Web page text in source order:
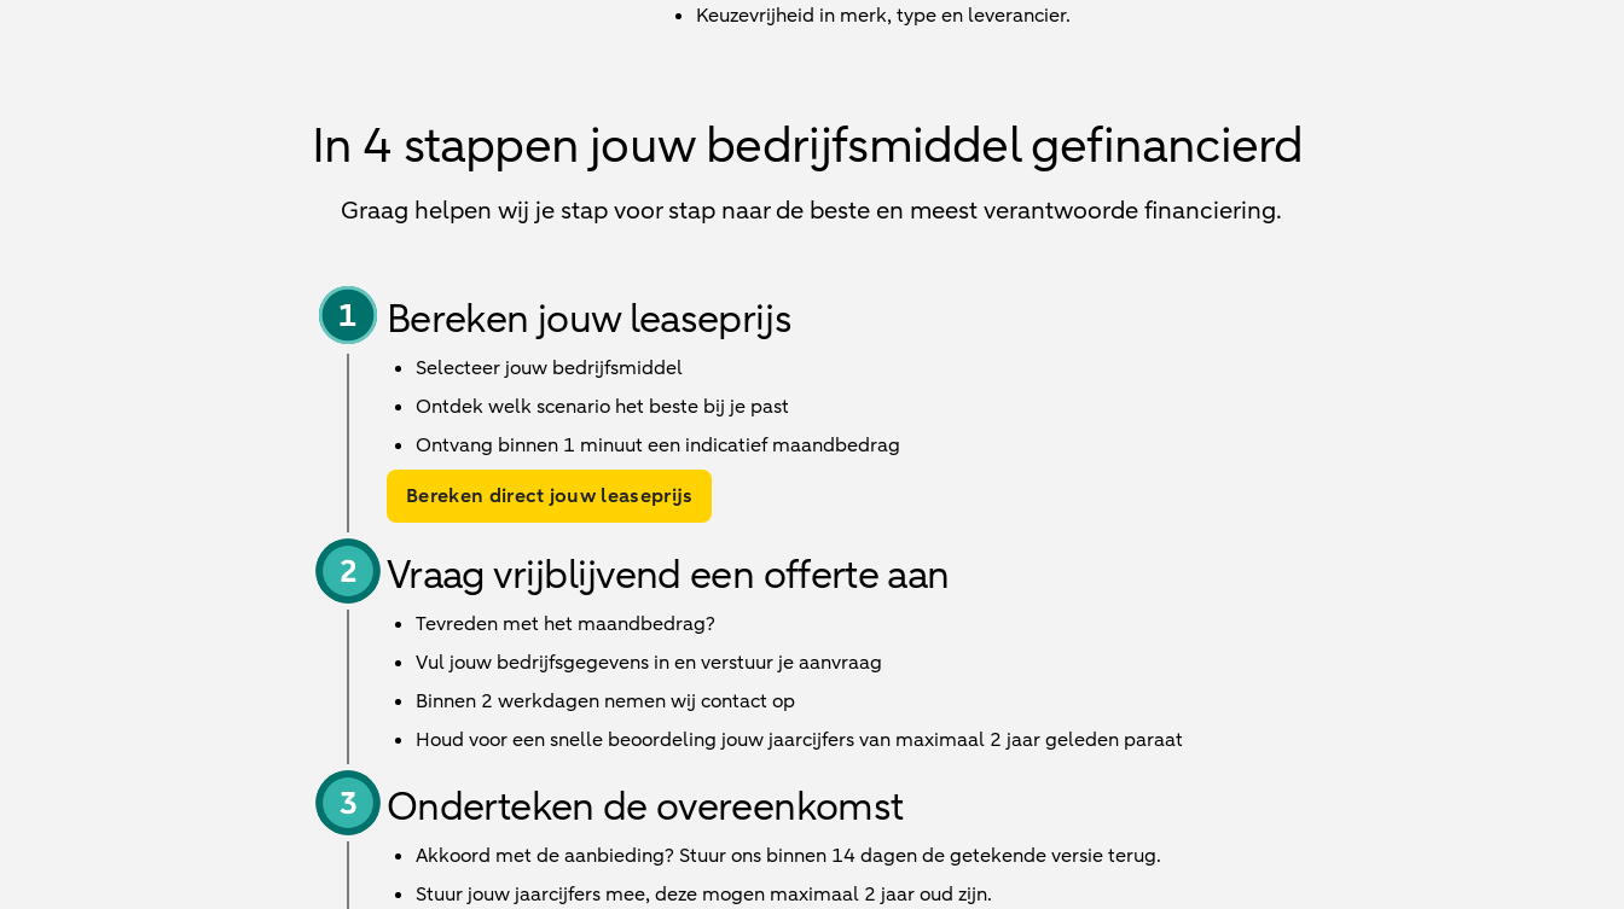
Keuzevrijheid in merk, type en leverancier.
In 4 stappen jouw bedrijfsmiddel gefinancierd
Graag helpen wij je stap voor stap naar de beste en meest verantwoorde financiering.
Bereken jouw leaseprijs
Selecteer jouw bedrijfsmiddel
Ontdek welk scenario het beste bij je past
Ontvang binnen 1 minuut een indicatief maandbedrag
Bereken direct jouw leaseprijs
Vraag vrijblijvend een offerte aan
Tevreden met het maandbedrag?
Vul jouw bedrijfsgegevens in en verstuur je aanvraag
Binnen 2 werkdagen nemen wij contact op
Houd voor een snelle beoordeling jouw jaarcijfers van maximaal 2 jaar geleden paraat
Onderteken de overeenkomst
Akkoord met de aanbieding? Stuur ons binnen 14 dagen de getekende versie terug.
Stuur jouw jaarcijfers mee, deze mogen maximaal 2 jaar oud zijn.